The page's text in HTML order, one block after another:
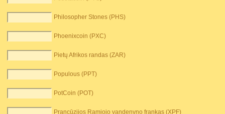
Philosopher Stones (PHS)
Phoenixcoin (PXC)
Pietų Afrikos randas (ZAR)
Populous (PPT)
PotCoin (POT)
Prancūzijos Ramiojo vandenyno frankas (XPF)